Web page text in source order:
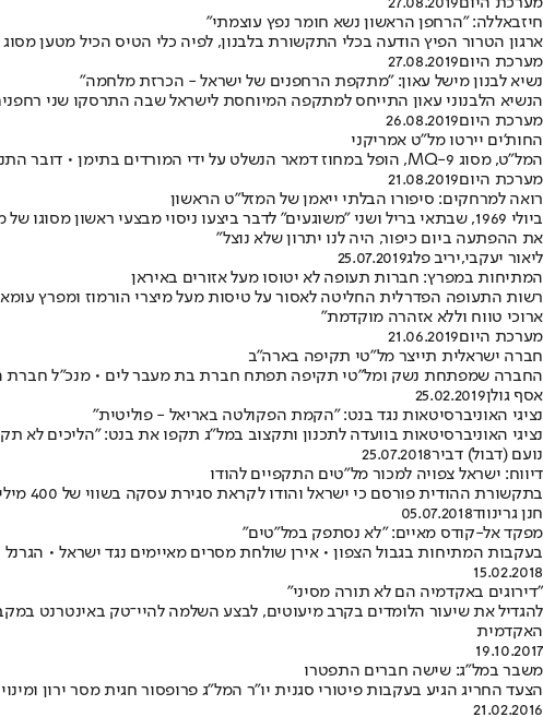
חיזבאללה: "הרחפן הראשון נשא חומר נפץ עוצמתי"
ארגון הטרור הפיץ הודעה בכלי התקשורת בלבנון, לפיה כלי הטיס הכיל מטען מסוג C 4 במשקל 5.5 קילוגרם ונועד להתפוצץ
מערכת היום27.08.2019
נשיא לבנון מישל עאון: "מתקפת הרחפנים של ישראל - הכרזת מלחמה"
הנשיא הלבנוני עאון התייחס למתקפה המיוחסת לישראל שבה התרסקו שני
מערכת היום26.08.2019
החות'ים יירטו מל"ט אמריקני
המל"ט, מסוג MQ-9, הופל במחוז דמאר הנשלט על ידי המורדים בתימן • דובר התנועה הזהיר: "חשבו אלף פעם לפני כניסה לשטח האווירי של תימן"
מערכת היום21.08.2019
רואה למרחקים: סיפורו הבלתי ייאמן של המזל"ט הראשון
את ההפתעה ביום כיפור, היה לנו יתרון שלא נוצל"
ליאור יעקבי,יריב פלג25.07.2019
המתיחות במפרץ: חברות תעופה לא יטוסו מעל אזורים באיראן
רשות התעופה הפדרלית החליטה לאסור על טיסות מעל מיצרי הורמוז ומפרץ
ארוכי טווח וללא אזהרה מוקדמת"
מערכת היום21.06.2019
חברה ישראלית תייצר מל"טי תקיפה בארה"ב
החברה שמפתחת נשק ומל"טי תקיפה תפתח חברת בת מעבר לים • מנכ"ל חברת
אסף גולן25.02.2019
נציגי האוניברסיטאות נגד בנט: "הקמת הפקולטה באריאל - פוליטית"
נציגי האוניברסיטאות בוועדה לתכנון ותקצוב במל"ג תקפו את בנט: "הליכים
נועם (דבול) דביר25.07.2018
דיווח: ישראל צפויה למכור מל"טים התקפיים להודו
בתקשורת ההודית פורסם כי ישראל והודו לקראת סגירת עסקה בשווי של 400 מיליון דולר • מנכ"ל משרד הביטחון אודי אדם נפגש השבוע עם מקבילו ההודי בנוגע למכירת טילי ספייק
חנן גרינווד05.07.2018
מפקד אל-קודס מאיים: "לא נסתפק במל"טים"
בעקבות המתיחות בגבול הצפון • אירן שולחת מסרים מאיימים נגד ישראל • הגרנל סולימאני בטקס אזכרה לציון 10 שנים לחיסולו של עימאד
15.02.2018
"דירוגים באקדמיה הם לא תורה מסיני"
להגדיל את שיעור הלומדים בקרב מיעוטים, לבצע השלמה להיי־טק באינטרנט
האקדמית
19.10.2017
משבר במל"ג: שישה חברים התפטרו
הצעד החריג הגיע בעקבות פיטורי סגנית יו"ר המל"ג פרופסור חגית מסר ירון
21.02.2016